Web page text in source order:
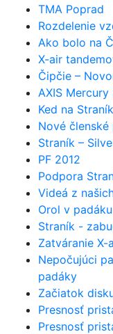
TMA Poprad
Rozdelenie
Ako bolo na
X-air
Čipčie –
AXIS
Ked na
Nové
Straník –
PF 2012
Podpora
Videá z
Orol v padáku
Straník -
Zatváranie X-
Nepočujúci
padáky
Začiatok
Presnosť
Presnosť